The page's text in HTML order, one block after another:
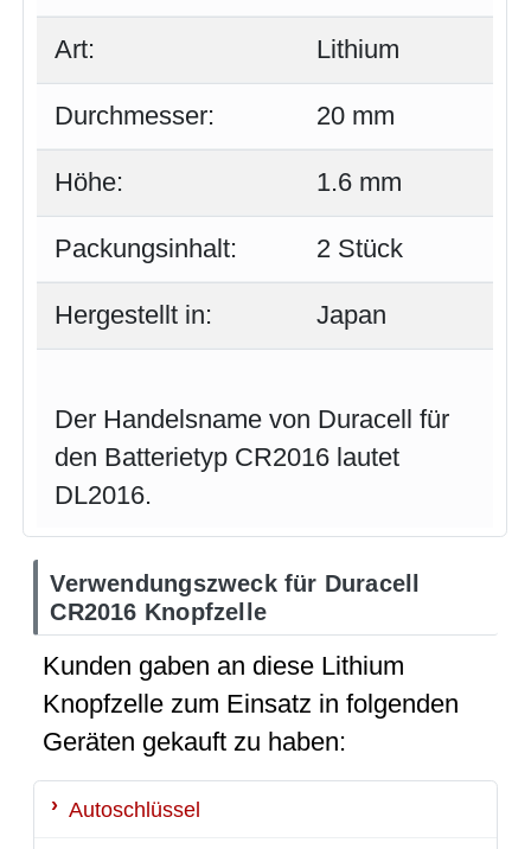
Art: Lithium
Durchmesser: 20 mm
Höhe: 1.6 mm
Packungsinhalt: 2 Stück
Hergestellt in: Japan
Der Handelsname von Duracell für
den Batterietyp CR2016 lautet
DL2016.
Verwendungszweck für Duracell
CR2016 Knopfzelle
Kunden gaben an diese Lithium
Knopfzelle zum Einsatz in folgenden
Geräten gekauft zu haben:
Autoschlüssel